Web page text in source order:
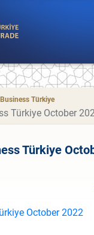
Türkiye
Türkiye October
Türkiye
October 2022